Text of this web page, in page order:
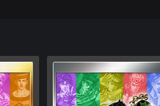
imágenes poderosas, como si el manga de
puedes mover libremente los personajes
y sentirte como si estuvieras dentro del manga
el característico “ゴゴゴゴゴ“.
JoJo
y otros personajes de JoJo's Bizarre Adventure se
50 personajes jugables de todos los arcos, puedes